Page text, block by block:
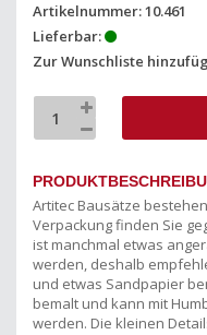
Artikelnummer: 10.461
Lieferbar:
Zur Wunschliste
Artitec Bausätze
Verpackung finden Sie
ist manchmal etwas
werden, deshalb
und etwas Sandpapier
bemalt und kann mit
werden. Die kleinen